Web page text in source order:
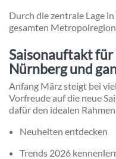
Durch die zentrale Lage
gesamten
Saisonauftakt für
Nürnberg und
Anfang März steigt bei
Vorfreude auf die neue
dafür den idealen
Neuheiten entdecken
Trends 2026